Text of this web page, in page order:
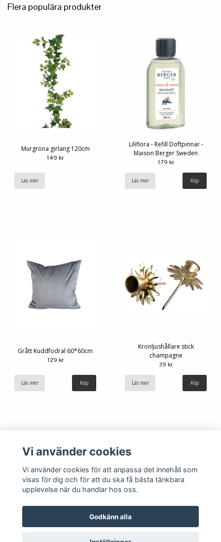
Flera populära produkter
Murgröna girlang 120cm
149 kr
Läs mer
Liliflora - Refill Doftpinnar -
Maison Berger Sweden
179 kr
Läs mer
Grått Kuddfodral 60*60cm
129 kr
Läs mer
Kronljushållare stick
champagne
39 kr
Läs mer
Vi använder cookies
Vi använder cookies för att anpassa det innehåll som
visas för dig och för att du ska få bästa tänkbara
upplevelse när du handlar hos oss.
Godkänn alla